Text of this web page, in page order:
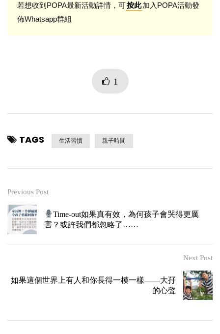
若想收到POPA最新活動詳情，可按此加入POPA活動發
佈Whatsapp群組
1
TAGS 生活習慣 親子時間
Previous Post
Time-out如果真有效，為何孩子會哭得更厲
害？或許我們都忽略了……
Next Post
如果這個世界上有人和你長得一模一樣——大孖
的心聲